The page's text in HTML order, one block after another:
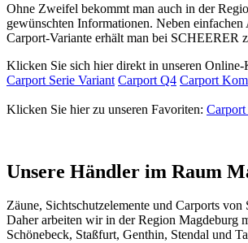
Ohne Zweifel bekommt man auch in der
gewünschten Informationen. Neben
Carport-Variante erhält man bei SCHEERER
Klicken Sie sich hier direkt in unseren Online-
Carport Serie Variant Carport Q4 Carport
Klicken Sie hier zu unseren Favoriten:
Unsere Händler im Raum
Zäune, Sichtschutzelemente und Carports von
Daher arbeiten wir in der Region Magdeburg
Schönebeck, Staßfurt, Genthin, Stendal und